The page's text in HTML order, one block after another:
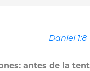
Daniel 1:8
antes de la